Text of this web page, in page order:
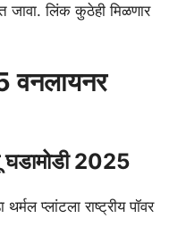
जावा. लिंक कुठेही मिळणार
वनलायनर
घडामोडी 2025
प्लांटला राष्ट्रीय पॉवर